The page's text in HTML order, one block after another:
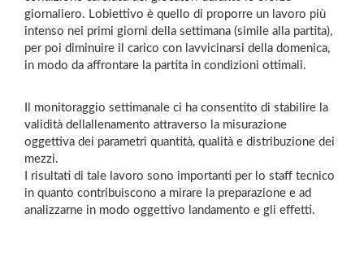
giornaliero. Lobiettivo è quello di proporre un lavoro più
intenso nei primi giorni della settimana (simile alla partita),
per poi diminuire il carico con lavvicinarsi della domenica,
in modo da affrontare la partita in condizioni ottimali.
Il monitoraggio settimanale ci ha consentito di stabilire la
validità dellallenamento attraverso la misurazione
oggettiva dei parametri quantità, qualità e distribuzione dei
mezzi.
I risultati di tale lavoro sono importanti per lo staff tecnico
in quanto contribuiscono a mirare la preparazione e ad
analizzarne in modo oggettivo landamento e gli effetti.